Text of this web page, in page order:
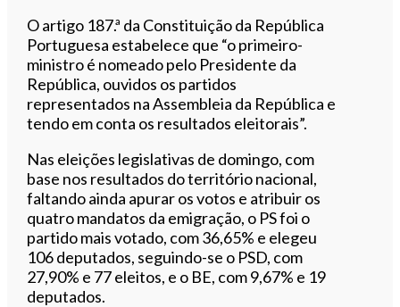
O artigo 187.ª da Constituição da República
Portuguesa estabelece que “o primeiro-
ministro é nomeado pelo Presidente da
República, ouvidos os partidos
representados na Assembleia da República e
tendo em conta os resultados eleitorais”.
Nas eleições legislativas de domingo, com
base nos resultados do território nacional,
faltando ainda apurar os votos e atribuir os
quatro mandatos da emigração, o PS foi o
partido mais votado, com 36,65% e elegeu
106 deputados, seguindo-se o PSD, com
27,90% e 77 eleitos, e o BE, com 9,67% e 19
deputados.